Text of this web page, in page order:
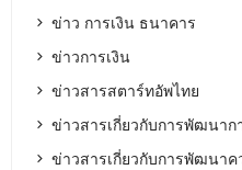
ข่าว การเงิน ธนาคาร
ข่าวการเงิน
ข่าวสารสตาร์ทอัพไทย
ข่าวสารเกี่ยวกับการพัฒนาก
ข่าวสารเกี่ยวกับการพัฒนาค